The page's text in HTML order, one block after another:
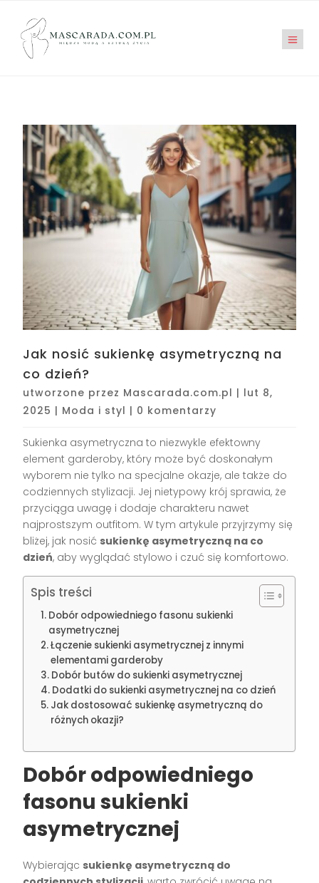
Jak nosić sukienkę asymetryczną na
co dzień?
utworzone przez Mascarada.com.pl | lut 8,
2025 | Moda i styl | 0 komentarzy
Sukienka asymetryczna to niezwykle efektowny
element garderoby, który może być doskonałym
wyborem nie tylko na specjalne okazje, ale także do
codziennych stylizacji. Jej nietypowy krój sprawia, że
przyciąga uwagę i dodaje charakteru nawet
najprostszym outfitom. W tym artykule przyjrzymy się
bliżej, jak nosić sukienkę asymetryczną na co
dzień, aby wyglądać stylowo i czuć się komfortowo.
Spis treści
Dobór odpowiedniego fasonu sukienki
asymetrycznej
Łączenie sukienki asymetrycznej z innymi
elementami garderoby
Dobór butów do sukienki asymetrycznej
Dodatki do sukienki asymetrycznej na co dzień
Jak dostosować sukienkę asymetryczną do
różnych okazji?
Dobór odpowiedniego
fasonu sukienki
asymetrycznej
Wybierając sukienkę asymetryczną do